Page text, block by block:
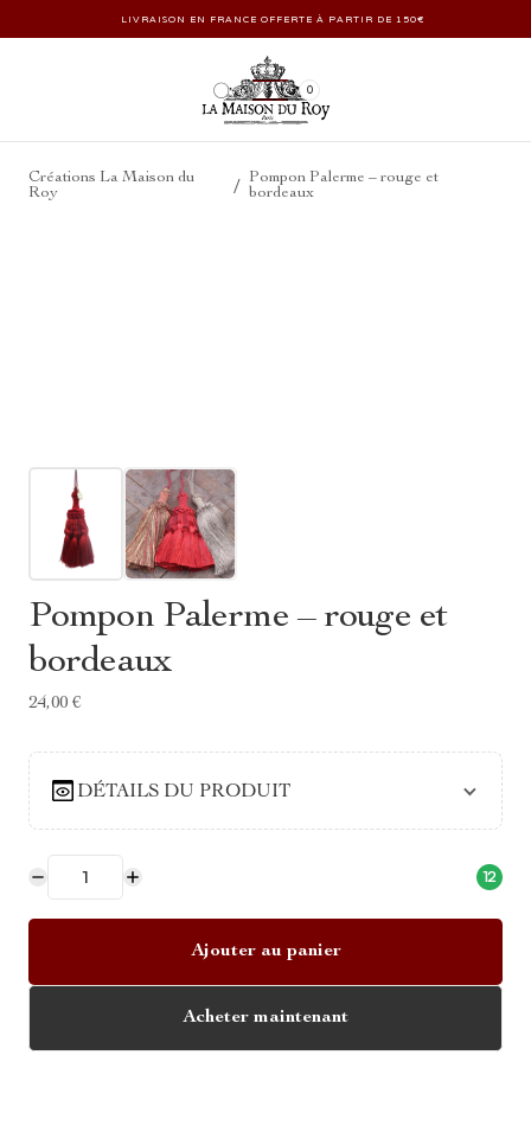
LIVRAISON EN FRANCE OFFERTE À PARTIR DE 150€
0
Créations La Maison du
Roy
/
Pompon Palerme – rouge et
bordeaux
Pompon Palerme – rouge et
bordeaux
24,00 €
DÉTAILS DU PRODUIT
12
Ajouter au panier
Acheter maintenant